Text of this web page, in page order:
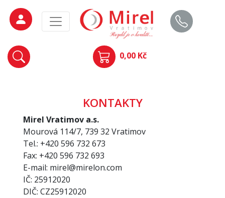
0,00 Kč
KONTAKTY
Mirel Vratimov a.s.
Mourová 114/7, 739 32 Vratimov
Tel.: +420 596 732 673
Fax: +420 596 732 693
E-mail: mirel@mirelon.com
IČ: 25912020
DIČ: CZ25912020